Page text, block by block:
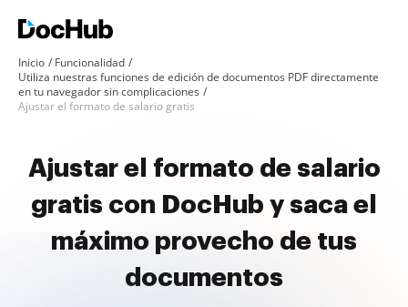
Inicio
Funcionalidad
Utiliza nuestras funciones de edición de documentos PDF directamente
en tu navegador sin complicaciones
Ajustar el formato de salario gratis
Ajustar el formato de salario
gratis con DocHub y saca el
máximo provecho de tus
documentos